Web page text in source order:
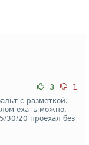
3 1
с разметкой.
ехать можно.
30/20 проехал без